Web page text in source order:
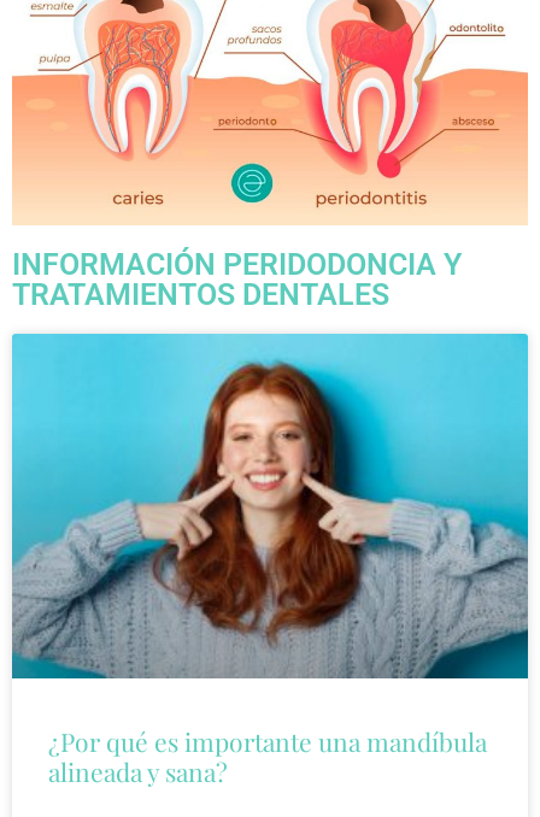
INFORMACIÓN PERIDODONCIA Y
TRATAMIENTOS DENTALES
¿Por qué es importante una mandíbula
alineada y sana?